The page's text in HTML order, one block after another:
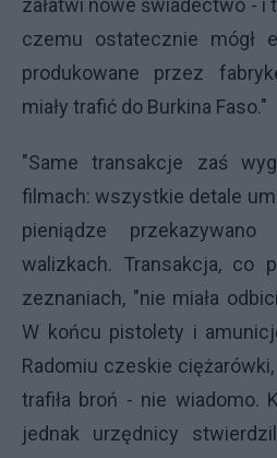
załatwi nowe świadectwo - i
czemu ostatecznie mógł
produkowane przez
miały trafić do Burkina Faso."
"Same transakcje zaś
filmach: wszystkie detale
pieniądze
walizkach. Transakcja, co
zeznaniach, "nie miała
W końcu pistolety i
Radomiu czeskie
trafiła broń - nie wiadomo.
jednak urzędnicy